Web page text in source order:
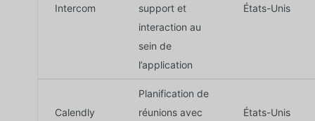
Intercom
support et
interaction au
sein de
l’application
États-Unis
Calendly
Planification de
réunions avec
États-Unis